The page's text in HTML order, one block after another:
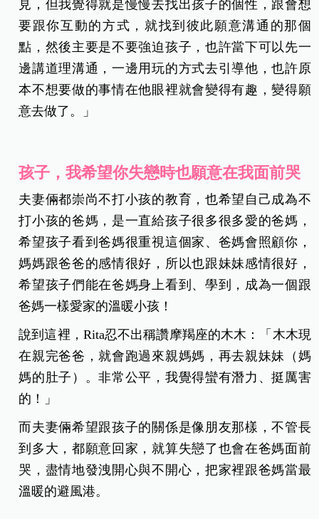
見，但我覺得就是慢慢去找出孩子的個性，跟會想
要跟你互動的方式，就找到彼此願意溝通的那個
點，然後主要是不要強迫孩子，也許當下可以先一
邊講道理溝通，一邊用玩的方式去引導他，也許原
本不想要做的事情在他眼裡就會變得有趣，變得願
意去做了。」
孩子，我希望你失戀時也願意在我面前哭
夫妻倆都崇尚不打小孩的教育，也希望自己成為不
打小孩的爸媽，是一直給孩子很多很多愛的爸媽，
希望孩子看到爸媽很重視這個家、爸媽會照顧你，
媽媽跟爸爸的感情很好，所以也跟妹妹感情很好，
希望孩子們能在爸媽身上看到、學到，成為一個跟
爸媽一樣愛家的溫暖小孩！
說到這裡，Rita忍不出稱讚摩羯座的木木：「木木現
在親完爸爸，就會跑過來親媽媽，再去親妹妹（媽
媽的肚子）。非常公平，我覺得蠻有潛力、挺厲害
的！」
而夫妻倆希望跟孩子的關係是像朋友那樣，不管長
到多大，都願意回家，就算失戀了也會在爸媽面前
哭，盡情地發洩開心與不開心，把家裡跟爸媽當最
溫暖的避風港。